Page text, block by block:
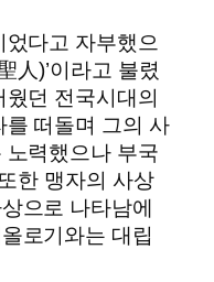
다고 자부했으
人)’이라고 불렸
던 전국시대의
를 떠돌며 그의 사
노력했으나 부국
한 맹자의 사상
으로 나타남에
로기와는 대립